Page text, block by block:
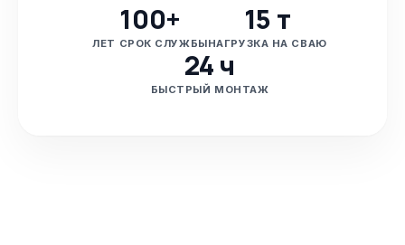
100+
ЛЕТ СРОК СЛУЖБЫ
15 т
НАГРУЗКА НА СВАЮ
24 ч
БЫСТРЫЙ МОНТАЖ